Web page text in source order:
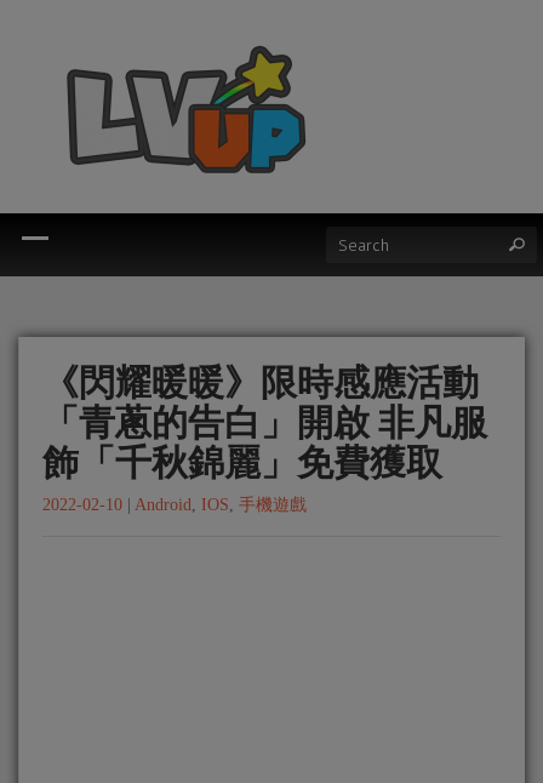
《閃耀暖暖》限時感應活動
「青蔥的告白」開啟 非凡服
飾「千秋錦麗」免費獲取
2022-02-10 Android, IOS, 手機遊戲